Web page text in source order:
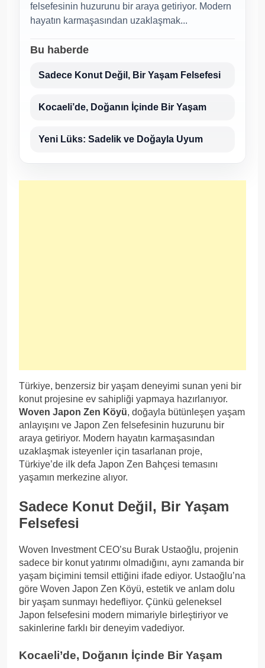
felsefesinin huzurunu bir araya getiriyor. Modern
hayatın karmaşasından uzaklaşmak...
Bu haberde
Sadece Konut Değil, Bir Yaşam Felsefesi
Kocaeli’de, Doğanın İçinde Bir Yaşam
Yeni Lüks: Sadelik ve Doğayla Uyum
Türkiye, benzersiz bir yaşam deneyimi sunan yeni bir
konut projesine ev sahipliği yapmaya hazırlanıyor.
Woven Japon Zen Köyü, doğayla bütünleşen yaşam
anlayışını ve Japon Zen felsefesinin huzurunu bir
araya getiriyor. Modern hayatın karmaşasından
uzaklaşmak isteyenler için tasarlanan proje,
Türkiye’de ilk defa Japon Zen Bahçesi temasını
yaşamın merkezine alıyor.
Sadece Konut Değil, Bir Yaşam
Felsefesi
Woven Investment CEO’su Burak Ustaoğlu, projenin
sadece bir konut yatırımı olmadığını, aynı zamanda bir
yaşam biçimini temsil ettiğini ifade ediyor. Ustaoğlu’na
göre Woven Japon Zen Köyü, estetik ve anlam dolu
bir yaşam sunmayı hedefliyor. Çünkü geleneksel
Japon felsefesini modern mimariyle birleştiriyor ve
sakinlerine farklı bir deneyim vadediyor.
Kocaeli’de, Doğanın İçinde Bir Yaşam